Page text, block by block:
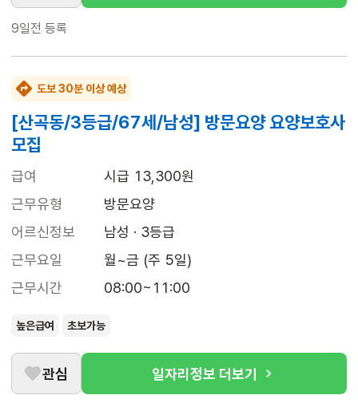
9일전 등록
도보 30분 이상 예상
[산곡동/3등급/67세/남성] 방문요양 요양보호사
모집
급여
시급 13,300원
근무유형
방문요양
어르신정보
남성 · 3등급
근무요일
월~금 (주 5일)
근무시간
08:00~11:00
높은급여 초보가능
관심 일자리정보 더보기